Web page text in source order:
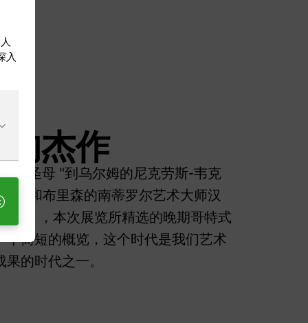
杰作
的圣母 "到乌尔姆的尼克劳斯-韦克
）和布里森的南蒂罗尔艺术大师汉
），本次展览所精选的晚期哥特式
简短的概览，这个时代是我们艺术
的时代之一。
入